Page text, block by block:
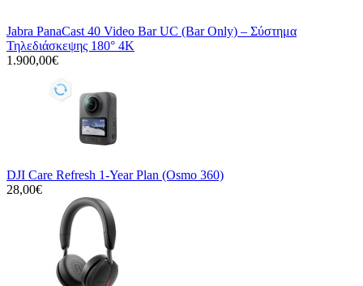
Jabra PanaCast 40 Video Bar UC (Bar Only) – Σύστημα
Τηλεδιάσκεψης 180° 4K
1.900,00€
DJI Care Refresh 1-Year Plan (Osmo 360)
28,00€